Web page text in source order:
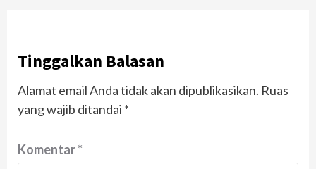
Tinggalkan Balasan
Alamat email Anda tidak akan dipublikasikan. Ruas
yang wajib ditandai *
Komentar*